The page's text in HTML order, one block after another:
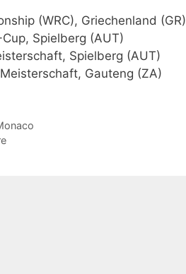
(WRC), Griechenland (GR)
Spielberg (AUT)
Spielberg (AUT)
Gauteng (ZA)